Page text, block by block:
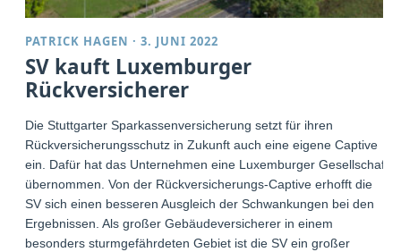
PATRICK HAGEN ·3. JUNI 2022
SV kauft Luxemburger
Rückversicherer
Die Stuttgarter Sparkassenversicherung setzt für ihren
Rückversicherungsschutz in Zukunft auch eine eigene Captive
ein. Dafür hat das Unternehmen eine Luxemburger Gesellschaft
übernommen. Von der Rückversicherungs-Captive erhofft die
SV sich einen besseren Ausgleich der Schwankungen bei den
Ergebnissen. Als großer Gebäudeversicherer in einem
besonders sturmgefährdeten Gebiet ist die SV ein großer